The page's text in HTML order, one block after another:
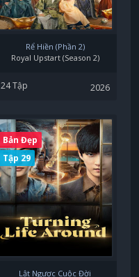
Rể Hiền (Phần 2)
Royal Upstart (Season 2)
24 Tập 2026
Bản Đẹp
Tập 29
Lật Ngược Cuộc Đời